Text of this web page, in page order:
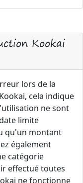
Kookai
lors de la
cela indique
ne sont
limite
qu'un montant
également
catégorie
effectué toutes
ne fonctionne